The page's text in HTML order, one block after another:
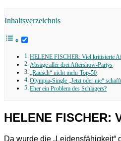
Inhaltsverzeichnis
HELENE FISCHER: Viel kritisierte
Absage aller drei Aftershow-Partys
„Rausch“ nicht mehr Top-50
Olympia-Single „Jetzt oder nie“
Eher ein Problem des Schlagers?
HELENE
Da wurde die